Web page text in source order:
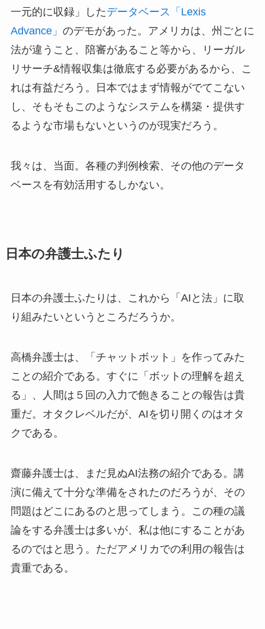
一元的に収録」したデータベース「Lexis
Advance」 のデモがあった。アメリカは、州ごとに
法が違うこと、陪審があること等から、リーガル
リサーチ&情報収集は徹底する必要があるから、こ
れは有益だろう。日本ではまず情報がでてこない
し、そもそもこのようなシステムを構築・提供す
るような市場もないというのが現実だろう。
我々は、当面。各種の判例検索、その他のデータ
ベースを有効活用するしかない。
日本の弁護士ふたり
日本の弁護士ふたりは、これから「AIと法」に取
り組みたいというところだろうか。
高橋弁護士は、「チャットボット」を作ってみた
ことの紹介である。すぐに「ボットの理解を超え
る」、人間は５回の入力で飽きることの報告は貴
重だ。オタクレベルだが、AIを切り開くのはオタ
クである。
齋藤弁護士は、まだ見ぬAI法務の紹介である。講
演に備えて十分な準備をされたのだろうが、その
問題はどこにあるのと思ってしまう。この種の議
論をする弁護士は多いが、私は他にすることがあ
るのではと思う。ただアメリカでの利用の報告は
貴重である。